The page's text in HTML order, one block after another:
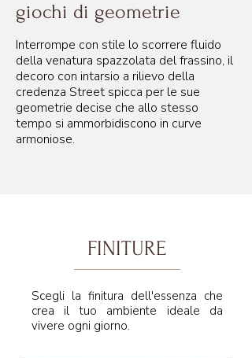
giochi di geometrie
Interrompe con stile lo scorrere fluido
della venatura spazzolata del frassino, il
decoro con intarsio a rilievo della
credenza Street spicca per le sue
geometrie decise che allo stesso
tempo si ammorbidiscono in curve
armoniose.
FINITURE
Scegli la finitura dell'essenza che
crea il tuo ambiente ideale da
vivere ogni giorno.